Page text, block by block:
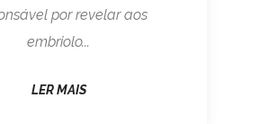
por revelar aos
embriolo...
LER MAIS